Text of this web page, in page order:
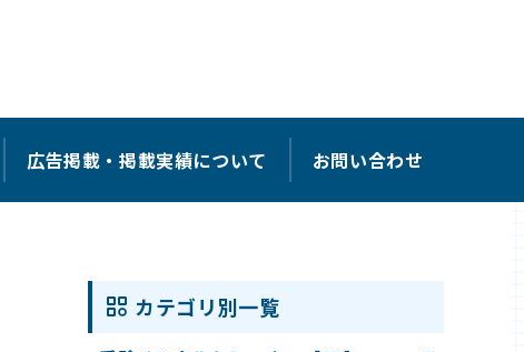
広告掲載・掲載実績について お問い合わせ
カテゴリ別一覧